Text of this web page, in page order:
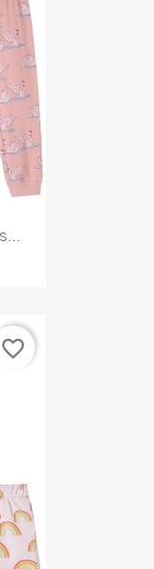
favorite_border